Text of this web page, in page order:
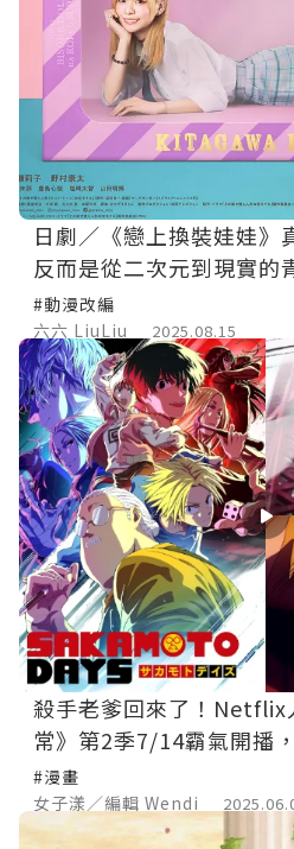
日劇／《戀上換裝娃娃》
反而是從二次元到現實的
#動漫改編
六六 LiuLiu
2025.08.15
殺手老爹回來了！Netflix
常》第2季7/14霸氣開播
主題曲大公開！
#漫畫
女子漾／編輯 Wendi